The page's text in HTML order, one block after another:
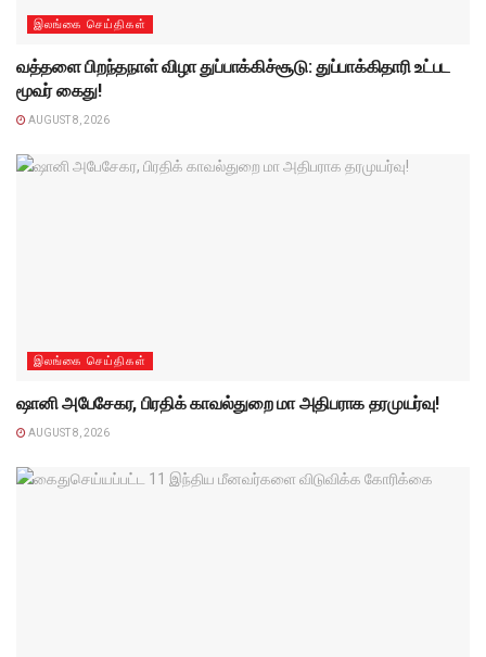
இலங்கை செய்திகள்
வத்தளை பிறந்தநாள் விழா துப்பாக்கிச்சூடு: துப்பாக்கிதாரி உட்பட
மூவர் கைது!
AUGUST 8, 2026
இலங்கை செய்திகள்
ஷானி அபேசேகர, பிரதிக் காவல்துறை மா அதிபராக தரமுயர்வு!
AUGUST 8, 2026